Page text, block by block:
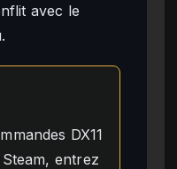
avec le
DX11
entrez